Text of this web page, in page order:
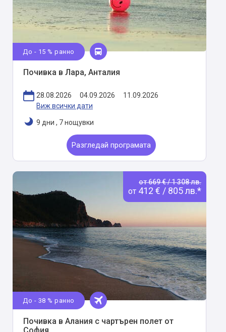
До - 15 % ранно
Почивка в Лара, Анталия
28.08.2026 04.09.2026
11.09.2026
Виж всички дати
9 дни , 7 нощувки
Разгледай програмата
от 669 € / 1 308 лв.
от 412 € / 805 лв.*
До - 38 % ранно
Почивка в Алания с чартърен полет от